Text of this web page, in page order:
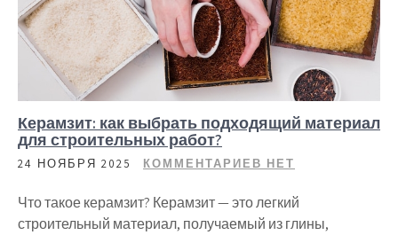
Керамзит: как выбрать подходящий материал
для строительных работ?
24 НОЯБРЯ 2025 КОММЕНТАРИЕВ НЕТ
Что такое керамзит? Керамзит — это легкий
строительный материал, получаемый из глины,